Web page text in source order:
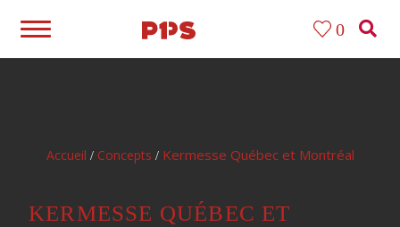
0
Accueil / Concepts / Kermesse Québec et Montréal
KERMESSE QUÉBEC ET